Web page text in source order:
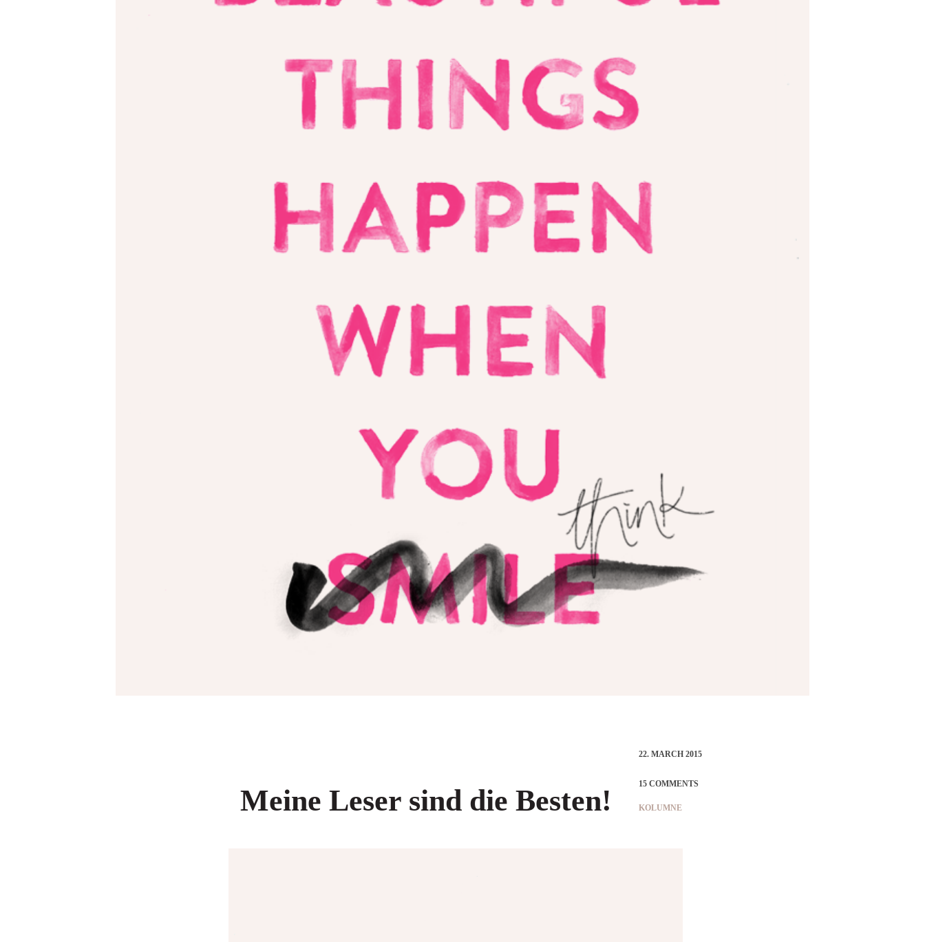
Meine Leser sind die Besten!
22. MARCH 2015
15 COMMENTS
KOLUMNE